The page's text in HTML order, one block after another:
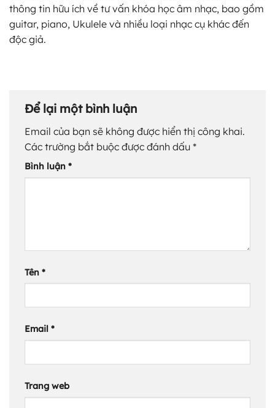
thông tin hữu ích về tư vấn khóa học âm nhạc, bao gồm
guitar, piano, Ukulele và nhiều loại nhạc cụ khác đến
độc giả.
Để lại một bình luận
Email của bạn sẽ không được hiển thị công khai.
Các trường bắt buộc được đánh dấu *
Bình luận *
Tên *
Email *
Trang web